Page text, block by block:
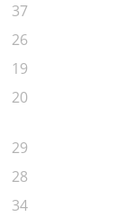
37
26
19
20
29
28
34